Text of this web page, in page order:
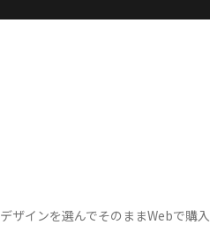
デザインを選んでそのままWebで購